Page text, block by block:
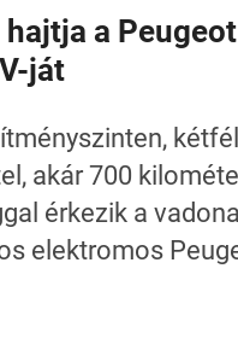
hajtja a
ját
akár 700
érkezik a
elektromos